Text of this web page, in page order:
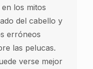
los mitos
del cabello y
erróneos
las pelucas.
verse mejor